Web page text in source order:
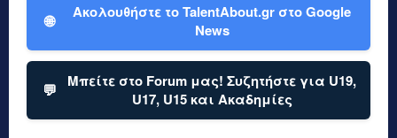
🌐
Ακολουθήστε το TalentAbout.gr στο Google
News
💬
Μπείτε στο Forum μας! Συζητήστε για U19,
U17, U15 και Ακαδημίες